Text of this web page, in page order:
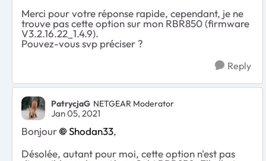
Merci pour votre réponse rapide, cependant, je ne
trouve pas cette option sur mon RBR850 (firmware
V3.2.16.22_1.4.9).
Pouvez-vous svp préciser ?
Reply
PatrycjaG NETGEAR Moderator
Jan 05, 2021
Bonjour Shodan33,
Désolée, autant pour moi, cette option n'est pas